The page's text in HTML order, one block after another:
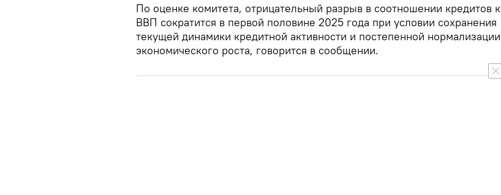
По оценке комитета, отрицательный разрыв в соотношении кредитов к
ВВП сократится в первой половине 2025 года при условии сохранения
текущей динамики кредитной активности и постепенной нормализации
экономического роста, говорится в сообщении.